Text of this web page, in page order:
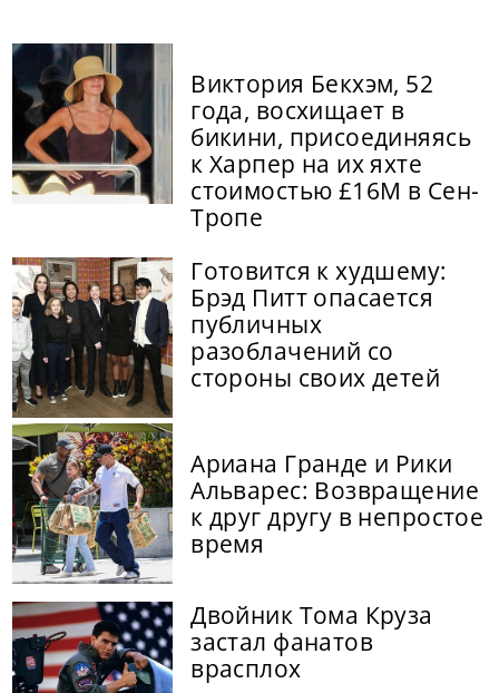
Виктория Бекхэм, 52
года, восхищает в
бикини, присоединяясь
к Харпер на их яхте
стоимостью £16M в Сен-
Тропе
Готовится к худшему:
Брэд Питт опасается
публичных
разоблачений со
стороны своих детей
Ариана Гранде и Рики
Альварес: Возвращение
к друг другу в непростое
время
Двойник Тома Круза
застал фанатов
врасплох